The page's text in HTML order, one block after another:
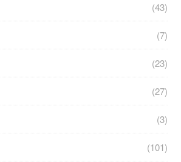
(43)
(7)
(23)
(27)
(3)
(101)